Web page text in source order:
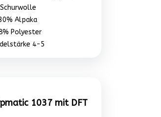
Schurwolle
Alpaka
Polyester
4-5
1037 mit DFT